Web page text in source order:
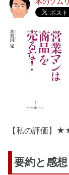
【私の評価
要約と感